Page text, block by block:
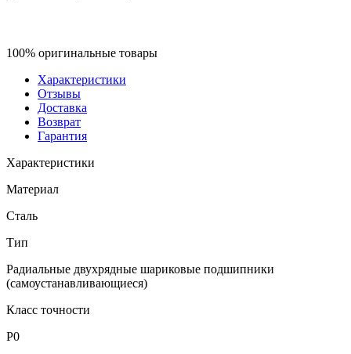
100% оригинальные товары
Характеристики
Отзывы
Доставка
Возврат
Гарантия
Характеристики
Материал
Сталь
Тип
Радиальные двухрядные шариковые подшипники
(самоустанавливающиеся)
Класс точности
P0